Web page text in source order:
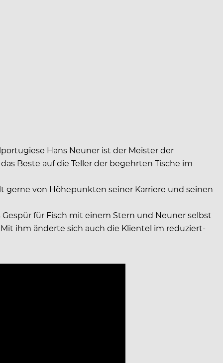
Hans Neuner ist der Meister der
Beste auf die Teller der begehrten Tische im
von Höhepunkten seiner Karriere und seinen
für Fisch mit einem Stern und Neuner selbst
ihm änderte sich auch die Klientel im reduziert-